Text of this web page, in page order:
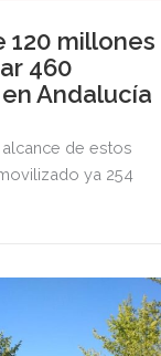
120 millones
460
Andalucía
de estos
ya 254